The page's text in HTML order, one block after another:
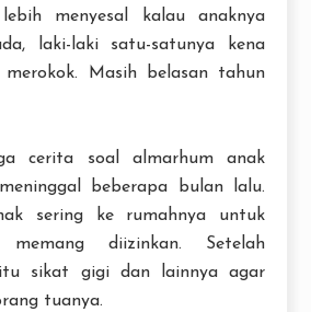
menyesal kalau anaknya
laki-laki satu-satunya kena
Masih belasan tahun
cerita soal almarhum anak
beberapa bulan lalu.
sering ke rumahnya untuk
diizinkan. Setelah
sikat gigi dan lainnya agar
tuanya.